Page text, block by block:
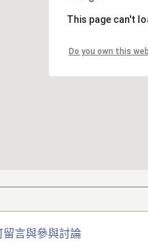
This page can't
Do you own this
留言與參與討論